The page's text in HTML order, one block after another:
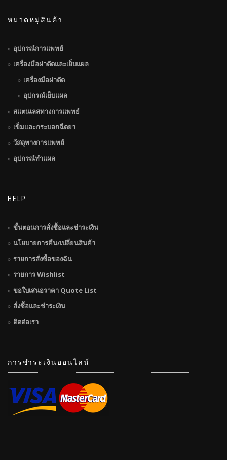
หมวดหมู่สินค้า
อุปกรณ์การแพทย์
เครื่องมือผ่าตัดและเย็บแผล
เครื่องมือผ่าตัด
อุปกรณ์เย็บแผล
สแตนเลสทางการแพทย์
เข็มและกระบอกฉีดยา
วัสดุทางการแพทย์
อุปกรณ์ทำแผล
HELP
ขั้นตอนการสั่งซื้อและชำระเงิน
นโยบายการคืน/เปลี่ยนสินค้า
รายการสั่งซื้อของฉัน
รายการ Wishlist
ขอใบเสนอราคา Quote List
สั่งซื้อและชำระเงิน
ติดต่อเรา
การชำระเงินออนไลน์